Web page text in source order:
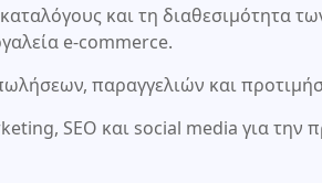
και τη διαθεσιμότητα
e-commerce.
παραγγελιών και
SEO και social media για